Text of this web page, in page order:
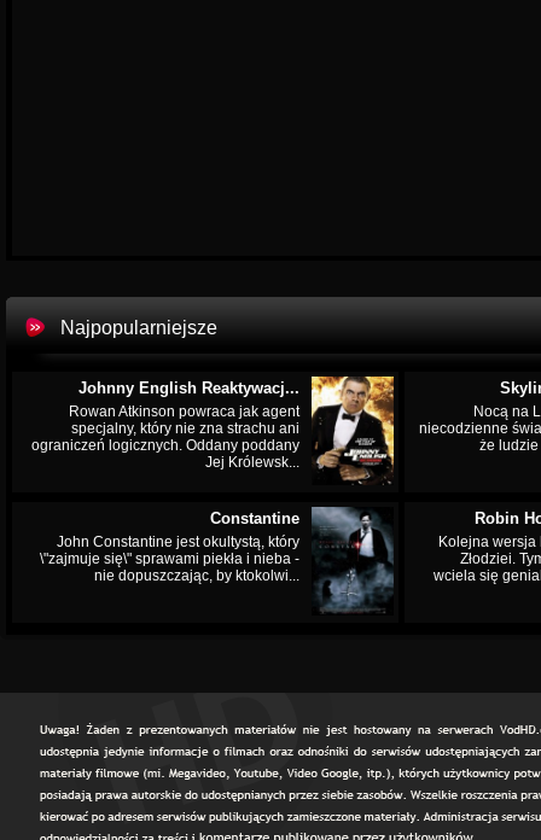
Najpopularniejsze
Johnny English Reaktywacj...
Rowan Atkinson powraca jak agent
specjalny, który nie zna strachu ani
ograniczeń logicznych. Oddany poddany
Jej Królewsk...
Nocą na
niecodzienne
że
Constantine
John Constantine jest okultystą, który
\"zajmuje się\" sprawami piekła i nieba -
nie dopuszczając, by ktokolwi...
Robin
Kolejna wersja
Złodziei.
wciela się